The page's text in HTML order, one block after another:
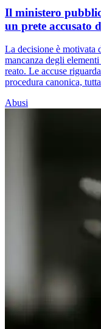
Il ministero
un prete accusato
La decisione è motivata
mancanza degli
reato. Le accuse
procedura canonica,
Abusi